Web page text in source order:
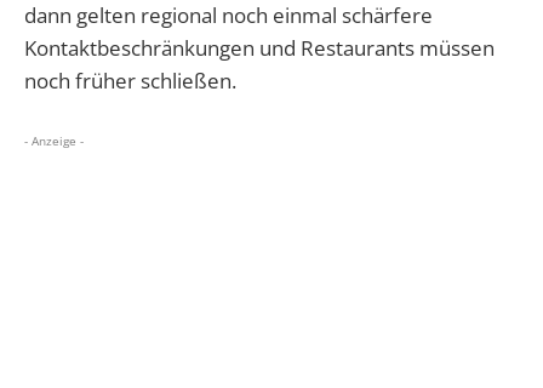
dann gelten regional noch einmal schärfere
Kontaktbeschränkungen und Restaurants müssen
noch früher schließen.
- Anzeige -